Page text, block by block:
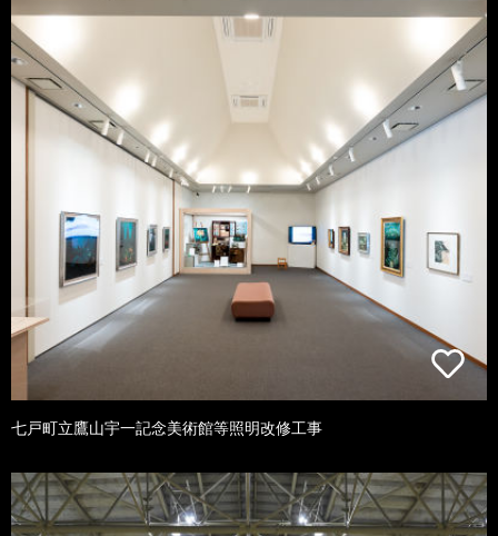
七戸町立鷹山宇一記念美術館等照明改修工事